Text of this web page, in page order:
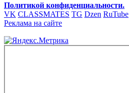
Политикой конфиденциальности.
VK CLASSMATES TG Dzen RuTube
Реклама на сайте